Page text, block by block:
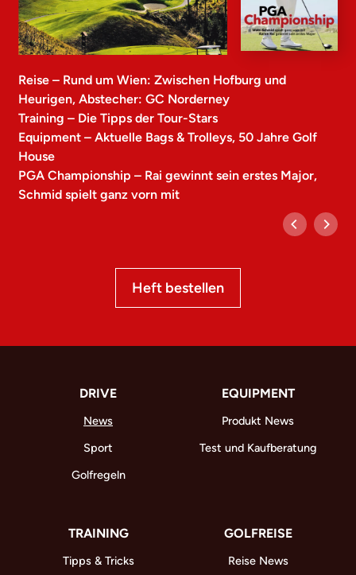
Reise – Rund um Wien: Zwischen Hofburg und
Heurigen, Abstecher: GC Norderney
Training – Die Tipps der Tour-Stars
Equipment – Aktuelle Bags & Trolleys, 50 Jahre Golf
House
PGA Championship – Rai gewinnt sein erstes Major,
Schmid spielt ganz vorn mit
Heft bestellen
DRIVE
News
Sport
Golfregeln
EQUIPMENT
Produkt News
Test und Kaufberatung
TRAINING
Tipps & Tricks
GOLFREISE
Reise News